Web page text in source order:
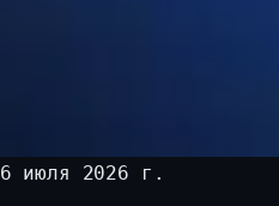
6 июля 2026 г.